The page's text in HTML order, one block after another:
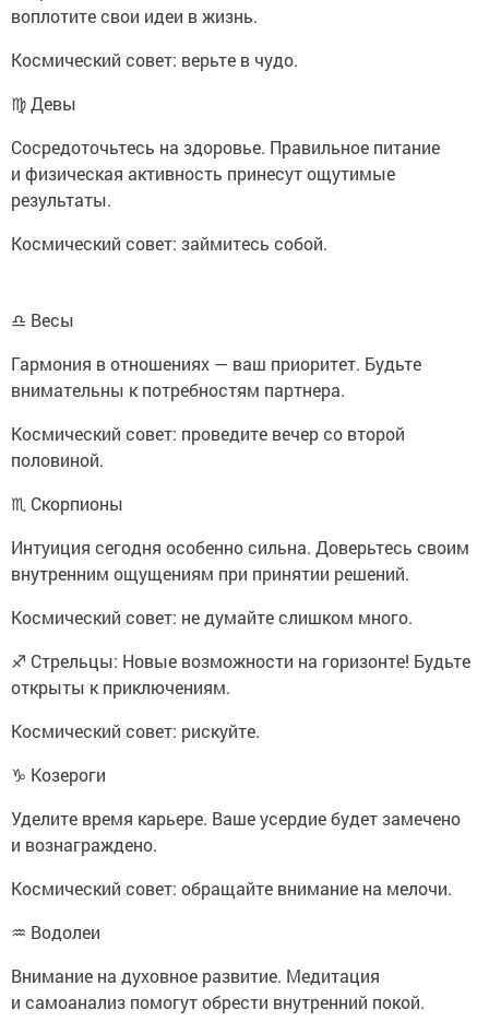
воплотите свои идеи в жизнь.
Космический совет: верьте в чудо.
♍ Девы
Сосредоточьтесь на здоровье. Правильное питание
и физическая активность принесут ощутимые
результаты.
Космический совет: займитесь собой.
♎ Весы
Гармония в отношениях — ваш приоритет. Будьте
внимательны к потребностям партнера.
Космический совет: проведите вечер со второй
половиной.
♏ Скорпионы
Интуиция сегодня особенно сильна. Доверьтесь своим
внутренним ощущениям при принятии решений.
Космический совет: не думайте слишком много.
♐ Стрельцы: Новые возможности на горизонте! Будьте
открыты к приключениям.
Космический совет: рискуйте.
♑ Козероги
Уделите время карьере. Ваше усердие будет замечено
и вознаграждено.
Космический совет: обращайте внимание на мелочи.
♒ Водолеи
Внимание на духовное развитие. Медитация
и самоанализ помогут обрести внутренний покой.